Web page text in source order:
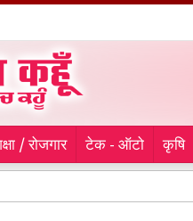
/ रोजगार टेक - ऑटो कृषि